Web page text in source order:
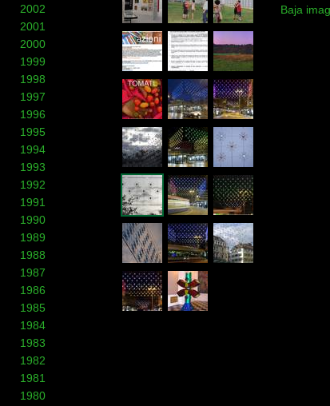
2002
2001
2000
1999
1998
1997
1996
1995
1994
1993
1992
1991
1990
1989
1988
1987
1986
1985
1984
1983
1982
1981
1980
Baja